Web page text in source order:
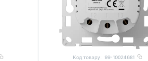
Код товару: 99-10024681